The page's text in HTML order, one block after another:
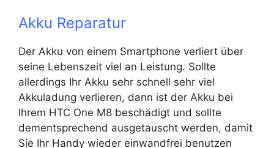
Akku Reparatur
Der Akku von einem Smartphone verliert über
seine Lebenszeit viel an Leistung. Sollte
allerdings Ihr Akku sehr schnell sehr viel
Akkuladung verlieren, dann ist der Akku bei
Ihrem HTC One M8 beschädigt und sollte
dementsprechend ausgetauscht werden, damit
Sie Ihr Handy wieder einwandfrei benutzen